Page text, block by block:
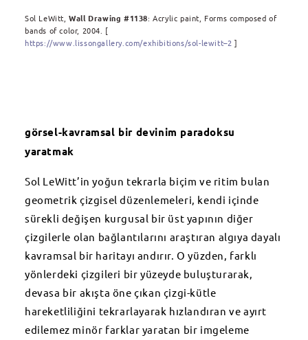
Sol LeWitt,Wall Drawing #1138: Acrylic paint, Forms composed of
bands of color, 2004. [
https://www.lissongallery.com/exhibitions/sol-lewitt–2 ]
görsel-kavramsal bir devinim paradoksu
yaratmak
Sol LeWitt’in yoğun tekrarla biçim ve ritim bulan
geometrik çizgisel düzenlemeleri, kendi içinde
sürekli değişen kurgusal bir üst yapının diğer
çizgilerle olan bağlantılarını araştıran algıya dayalı
kavramsal bir haritayı andırır. O yüzden, farklı
yönlerdeki çizgileri bir yüzeyde buluşturarak,
devasa bir akışta öne çıkan çizgi-kütle
hareketliliğini tekrarlayarak hızlandıran ve ayırt
edilemez minör farklar yaratan bir imgeleme